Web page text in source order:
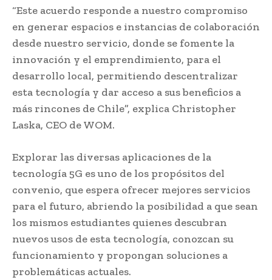
“Este acuerdo responde a nuestro compromiso
en generar espacios e instancias de colaboración
desde nuestro servicio, donde se fomente la
innovación y el emprendimiento, para el
desarrollo local, permitiendo descentralizar
esta tecnología y dar acceso a sus beneficios a
más rincones de Chile”, explica Christopher
Laska, CEO de WOM.
Explorar las diversas aplicaciones de la
tecnología 5G es uno de los propósitos del
convenio, que espera ofrecer mejores servicios
para el futuro, abriendo la posibilidad a que sean
los mismos estudiantes quienes descubran
nuevos usos de esta tecnología, conozcan su
funcionamiento y propongan soluciones a
problemáticas actuales.